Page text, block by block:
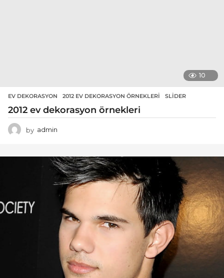
10
EV DEKORASYON 2012 EV DEKORASYON ÖRNEKLERI ,SLIDER
2012 ev dekorasyon örnekleri
by admin